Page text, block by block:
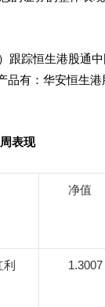
跟踪恒生港股通
品有：华安恒生
表现
净值
1.3007